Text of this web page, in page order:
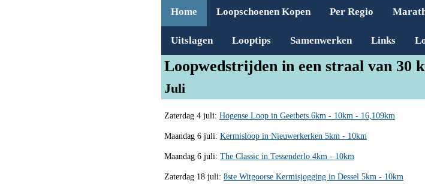
Home Loopschoenen Kopen Per Regio
Uitslagen Looptips Samenwerken Links
Loopwedstrijden in een straal van 30
Juli
Zaterdag 4 juli: Hogense Loop in Geetbets 6km - 10km - 16,109km
Maandag 6 juli: Kermisloop in Nieuwerkerken 5km - 10km
Maandag 6 juli: The Classic in Tessenderlo 4km - 10km
Zaterdag 18 juli: 8ste Witgoorse Kermisjogging in Dessel 5km - 10km